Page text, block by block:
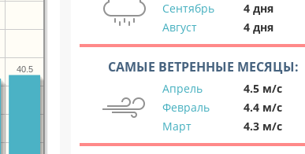
40.5
Сентябрь
4 дня
Август
4 дня
САМЫЕ ВЕТРЕННЫЕ МЕСЯЦЫ:
Апрель
4.5 м/с
Февраль
4.4 м/с
Март
4.3 м/с